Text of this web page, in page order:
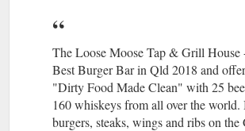
The Loose Moose Tap & Grill
Best Burger Bar in Qld 2018 and
"Dirty Food Made Clean" with 25
160 whiskeys from all over the world.
burgers, steaks, wings and ribs on the